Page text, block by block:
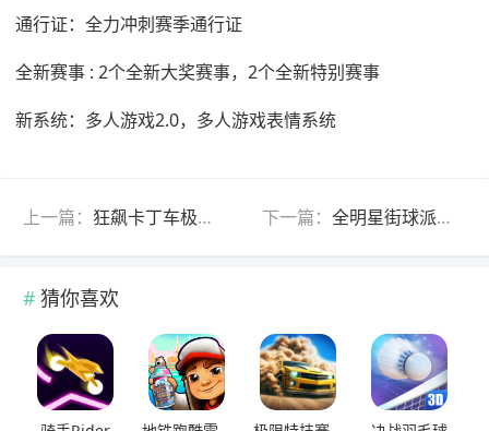
通行证：全力冲刺赛季通行证
全新赛事 : 2个全新大奖赛事，2个全新特别赛事
新系统：多人游戏2.0，多人游戏表情系统
上一篇： 狂飙卡丁车极速前进3 下一篇：全明星街球派对手游官方版
猜你喜欢